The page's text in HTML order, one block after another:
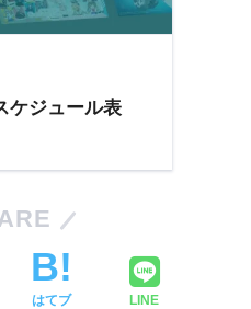
ケジュール表
はてブ LINE